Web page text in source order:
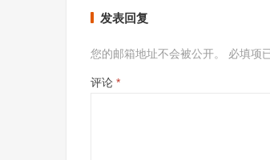
发表回复
您的邮箱地址不会被公开。 必填项
评论 *